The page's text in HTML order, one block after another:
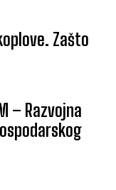
Zašto
– Razvojna